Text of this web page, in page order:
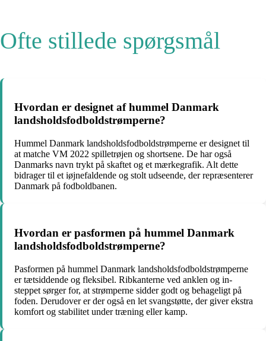
Ofte stillede spørgsmål
Hvordan er designet af hummel Danmark
landsholdsfodboldstrømperne?
Hummel Danmark landsholdsfodboldstrømperne er designet til
at matche VM 2022 spilletrøjen og shortsene. De har også
Danmarks navn trykt på skaftet og et mærkegrafik. Alt dette
bidrager til et iøjnefaldende og stolt udseende, der repræsenterer
Danmark på fodboldbanen.
Hvordan er pasformen på hummel Danmark
landsholdsfodboldstrømperne?
Pasformen på hummel Danmark landsholdsfodboldstrømperne
er tætsiddende og fleksibel. Ribkanterne ved anklen og in-
steppet sørger for, at strømperne sidder godt og behageligt på
foden. Derudover er der også en let svangstøtte, der giver ekstra
komfort og stabilitet under træning eller kamp.